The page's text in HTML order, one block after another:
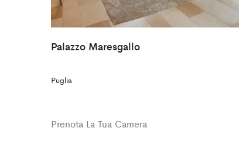
Palazzo Maresgallo
Puglia
Prenota La Tua Camera